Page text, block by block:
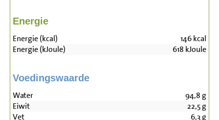
Energie
Energie (kcal) 146kcal
Energie (kJoule)
618 kJoule
Voedingswaarde
Water 94,8 g
Eiwit
22,5g
Vet
6,3g